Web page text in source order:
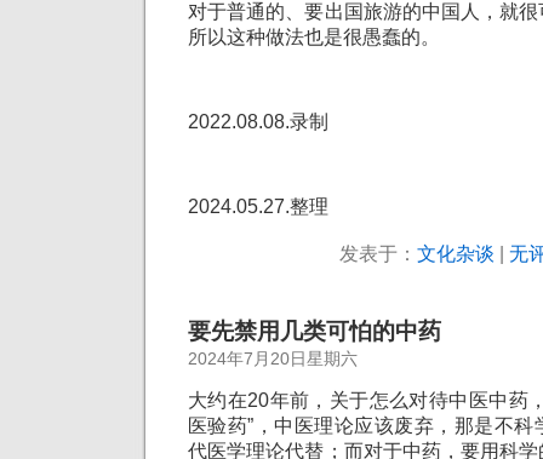
对于普通的、要出国旅游的中国人，就
所以这种做法也是很愚蠢的。
2022.08.08.录制
2024.05.27.整理
发表于： 文化杂谈 无
要先禁用几类可怕的中药
2024年7月20日星期六
大约在20年前，关于怎么对待中医中药
医验药”，中医理论应该废弃，那是不
代医学理论代替；而对于中药，要用科